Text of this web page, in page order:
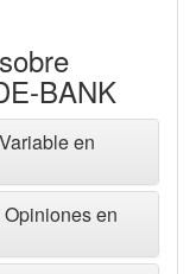
BANK
en
en